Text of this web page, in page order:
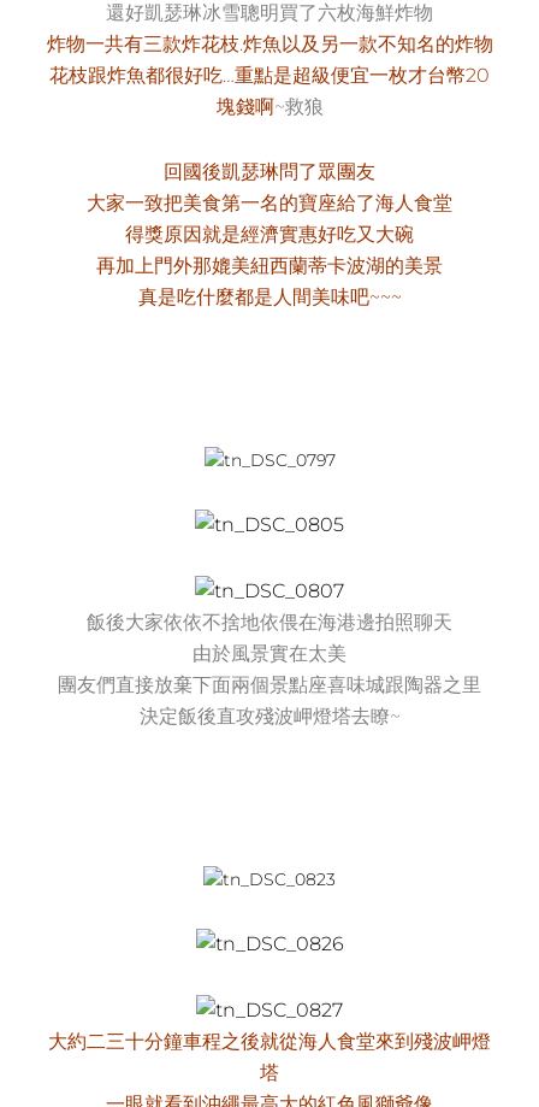
還好凱瑟琳冰雪聰明買了六枚海鮮炸物
炸物一共有三款炸花枝.炸魚以及另一款不知名的炸物
花枝跟炸魚都很好吃…重點是超級便宜一枚才台幣20
塊錢啊~救狼
回國後凱瑟琳問了眾團友
大家一致把美食第一名的寶座給了海人食堂
得獎原因就是經濟實惠好吃又大碗
再加上門外那媲美紐西蘭蒂卡波湖的美景
真是吃什麼都是人間美味吧~~~
飯後大家依依不捨地依偎在海港邊拍照聊天
由於風景實在太美
團友們直接放棄下面兩個景點座喜味城跟陶器之里
決定飯後直攻殘波岬燈塔去瞭~
大約二三十分鐘車程之後就從海人食堂來到殘波岬燈
塔